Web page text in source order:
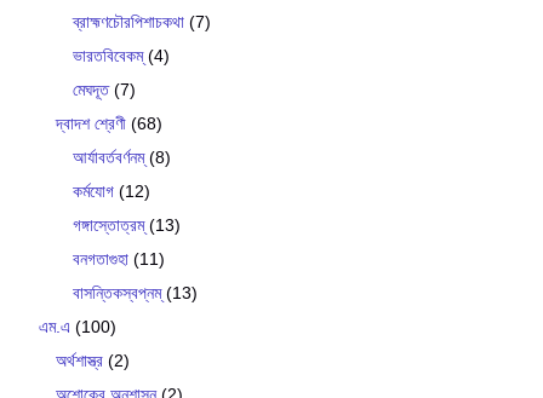
ব্রাহ্মণচৌরপিশাচকথা (7)
ভারতবিবেকম্(4)
মেঘদূত(7)
দ্বাদশ শ্রেণী (68)
আর্যাবর্তবর্ণনম্(8)
কর্মযোগ (12)
গঙ্গাস্তোত্রম্(13)
বনগতাগুহা (11)
বাসন্তিকস্বপ্নম্(13)
এম.এ (100)
অর্থশাস্ত্র (2)